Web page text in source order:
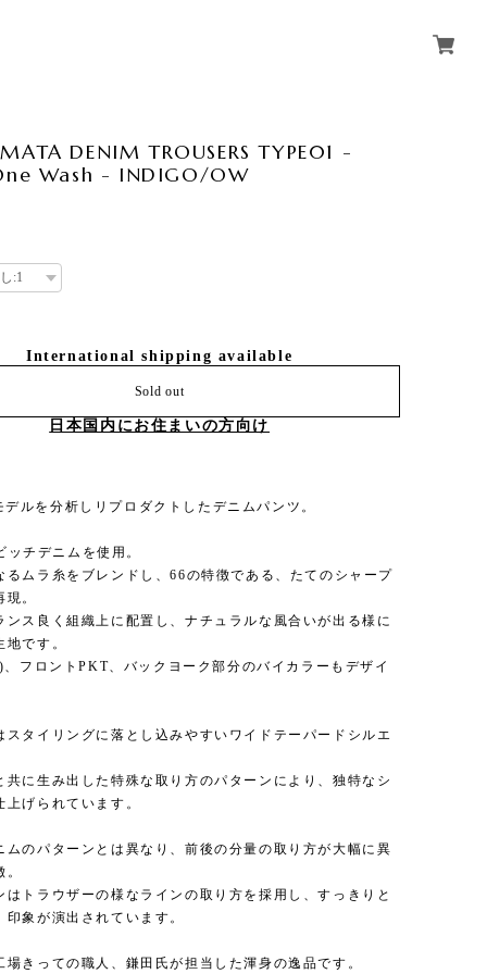
DENIM TROUSERS TYPE01 -
Wash - INDIGO/OW
International shipping available
Sold out
日本国内にお住まいの方向け
ルを分析しリプロダクトしたデニムパンツ。
ッチデニムを使用。
るムラ糸をブレンドし、66の特徴である、たてのシャープ
。
ンス良く組織上に配置し、ナチュラルな風合いが出る様に
です。
フロントPKT、バックヨーク部分のバイカラーもデザイ
スタイリングに落とし込みやすいワイドテーパードシルエ
共に生み出した特殊な取り方のパターンにより、独特なシ
上げられています。
ムのパターンとは異なり、前後の分量の取り方が大幅に異
はトラウザーの様なラインの取り方を採用し、すっきりと
印象が演出されています。
場きっての職人、鎌田氏が担当した渾身の逸品です。